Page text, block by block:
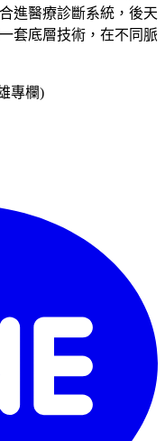
進醫療診斷系統，後天
套底層技術，在不同脈
專欄)